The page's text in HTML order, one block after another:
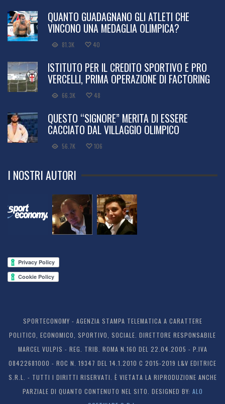
QUANTO GUADAGNANO GLI ATLETI CHE
VINCONO UNA MEDAGLIA OLIMPICA?
81.3K 40
ISTITUTO PER IL CREDITO SPORTIVO E PRO
VERCELLI, PRIMA OPERAZIONE DI FACTORING
66.3K 48
QUESTO “SIGNORE” MERITA DI ESSERE
CACCIATO DAL VILLAGGIO OLIMPICO
56.7K 106
I NOSTRI AUTORI
SPORTECONOMY - AGENZIA STAMPA TELEMATICA A CARATTERE
POLITICO, ECONOMICO, SPORTIVO, SOCIALE. DIRETTORE RESPONSABILE
MARCEL VULPIS - REG. TRIB. ROMA N.160 DEL 22.04.2005 - P.IVA
08422681000 - ROC N. 19347 DEL 14.1.2010 C 2015-2019 L&V EDITRICE
S.R.L. - TUTTI I DIRITTI RISERVATI. È VIETATA LA RIPRODUZIONE ANCHE
PARZIALE DI QUANTO CONTENUTO NEL SITO. DESIGNED BY: ALO